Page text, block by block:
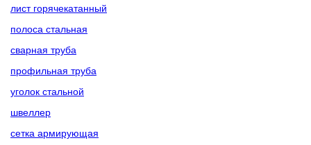
лист горячекатанный
полоса стальная
сварная труба
профильная труба
уголок стальной
швеллер
сетка армирующая